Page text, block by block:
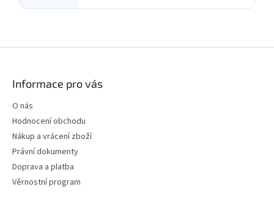
Informace pro vás
O nás
Hodnocení obchodu
Nákup a vrácení zboží
Právní dokumenty
Doprava a platba
Věrnostní program